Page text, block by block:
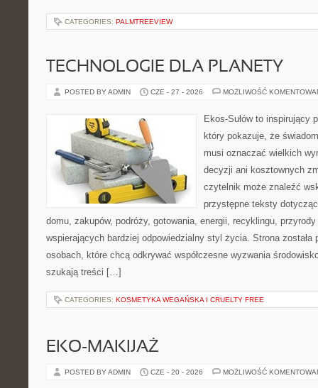
CATEGORIES: PALMTREEVIEW
TECHNOLOGIE DLA PLANETY
POSTED BY ADMIN CZE - 27 - 2026 MOŻLIWOŚĆ
Ekos-Sułów to inspirujący
który pokazuje, że
musi oznaczać wielkich
decyzji ani kosztownych
czytelnik może znaleźć
przystępne teksty
domu, zakupów, podróży, gotowania, energii, recyklingu,
wspierających bardziej odpowiedzialny styl życia. Strona została
osobach, które chcą odkrywać współczesne wyzwania
szukają treści […]
CATEGORIES: KOSMETYKA WEGAŃSKA I CRUELTY FREE
EKO-MAKIJAŻ
POSTED BY ADMIN CZE - 20 - 2026 MOŻLIWOŚĆ